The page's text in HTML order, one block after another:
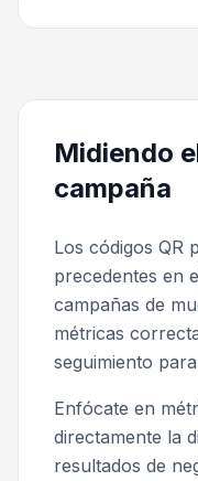
Midiendo
campaña
Los códigos QR
precedentes en
campañas de
métricas
seguimiento
Enfócate en
directamente la
resultados de